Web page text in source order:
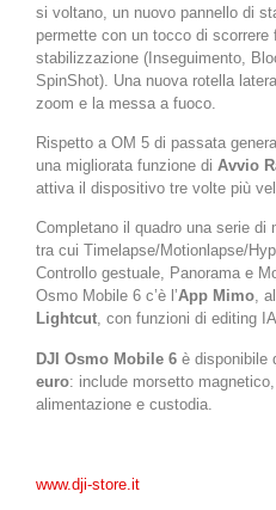
si voltano, un nuovo pannello di
permette con un tocco di scorrere
stabilizzazione (Inseguimento,
SpinShot). Una nuova rotella
zoom e la messa a fuoco.
Rispetto a OM 5 di passata
una migliorata funzione di Avvio
attiva il dispositivo tre volte più
Completano il quadro una serie di
tra cui Timelapse/Motionlapse/
Controllo gestuale, Panorama e
Osmo Mobile 6 c’è l’App Mimo,
Lightcut, con funzioni di editing
DJI Osmo Mobile 6 è disponibile
euro: include morsetto
alimentazione e custodia.
www.dji-store.it